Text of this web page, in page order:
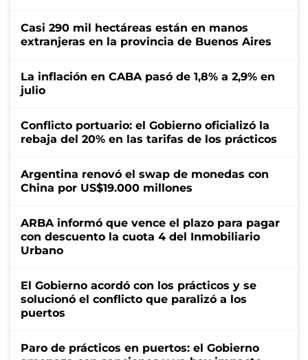
Casi 290 mil hectáreas están en manos
extranjeras en la provincia de Buenos Aires
La inflación en CABA pasó de 1,8% a 2,9% en
julio
Conflicto portuario: el Gobierno oficializó la
rebaja del 20% en las tarifas de los prácticos
Argentina renovó el swap de monedas con
China por US$19.000 millones
ARBA informó que vence el plazo para pagar
con descuento la cuota 4 del Inmobiliario
Urbano
El Gobierno acordó con los prácticos y se
solucionó el conflicto que paralizó a los
puertos
Paro de prácticos en puertos: el Gobierno